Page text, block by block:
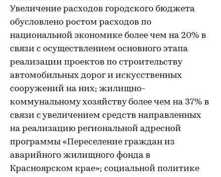
Увеличение расходов городского бюджета
обусловлено ростом расходов по
национальной экономике более чем на 20% в
связи с осуществлением основного этапа
реализации проектов по строительству
автомобильных дорог и искусственных
сооружений на них; жилищно-
коммунальному хозяйству более чем на 37% в
связи с увеличением средств направленных
на реализацию региональной адресной
программы «Переселение граждан из
аварийного жилищного фонда в
Красноярском крае»; социальной политике